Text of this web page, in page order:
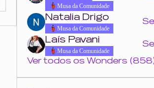
Musa da Comunidade
Natalia Drigo
Musa da Comunidade
Laís Pavani
Musa da Comunidade
Ver todos os Wonders